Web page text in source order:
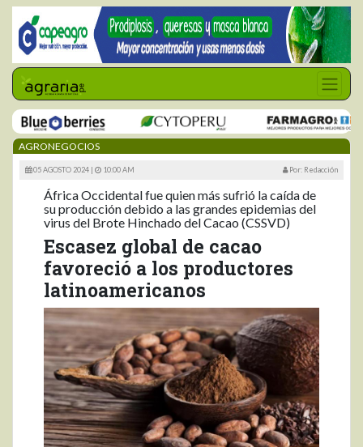
AGRONEGOCIOS
05 AGOSTO 2024 | 10:00 AM Por: Redacción
África Occidental fue quien más sufrió la caída de
su producción debido a las grandes epidemias del
virus del Brote Hinchado del Cacao (CSSVD)
Escasez global de cacao
favoreció a los productores
latinoamericanos